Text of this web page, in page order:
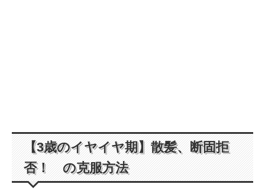
【3歳のイヤイヤ期】散髪、断固拒
否！ の克服方法